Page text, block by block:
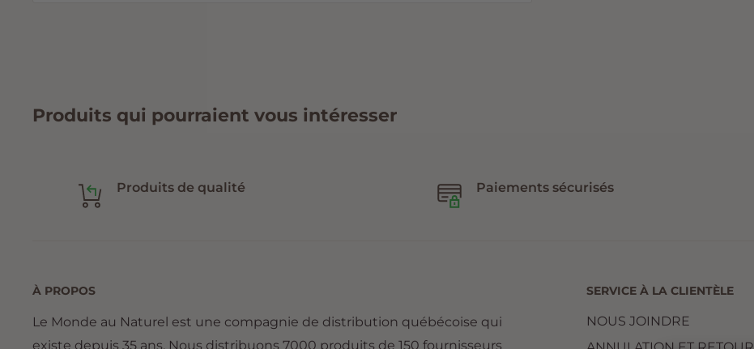
Produits qui pourraient vous intéresser
Produits de qualité Paiements sécurisés
À PROPOS
Le Monde au Naturel est une compagnie de distribution québécoise qui
existe depuis 35 ans. Nous distribuons 7000 produits de 150 fournisseurs
SERVICE À LA CLIENTÈLE
NOUS JOINDRE